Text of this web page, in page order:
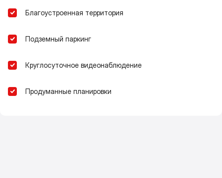
Благоустроенная территория
Подземный паркинг
Круглосуточное видеонаблюдение
Продуманные планировки